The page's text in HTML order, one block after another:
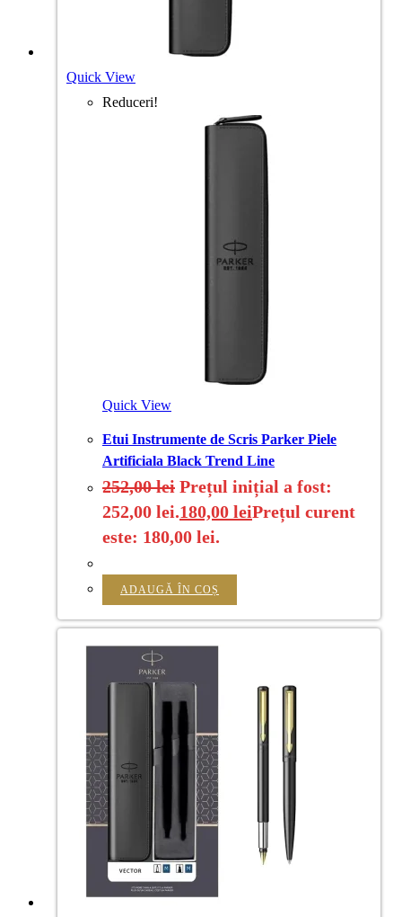
Quick View
Reduceri!
Quick View
Etui Instrumente de Scris Parker Piele
Artificiala Black Trend Line
252,00lei Prețul inițial a fost:
252,00 lei.180,00 leiPrețul curent
este: 180,00 lei.
ADAUGĂ ÎN COȘ